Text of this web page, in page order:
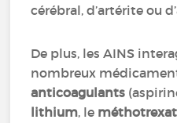
cérébral, d’artérite ou
De plus, les AINS
nombreux
anticoagulants
lithium, le